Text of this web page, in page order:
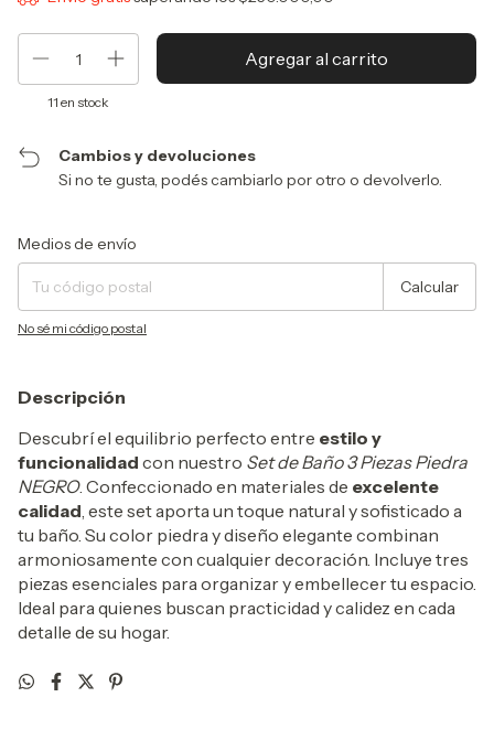
11 en stock
Cambios y devoluciones
Si no te gusta, podés cambiarlo por otro o devolverlo.
Entregas para el CP:
Medios de envío
Calcular
No sé mi código postal
Descripción
Descubrí el equilibrio perfecto entre estilo y
funcionalidad con nuestro Set de Baño 3 Piezas Piedra
NEGRO. Confeccionado en materiales de excelente
calidad, este set aporta un toque natural y sofisticado a
tu baño. Su color piedra y diseño elegante combinan
armoniosamente con cualquier decoración. Incluye tres
piezas esenciales para organizar y embellecer tu espacio.
Ideal para quienes buscan practicidad y calidez en cada
detalle de su hogar.